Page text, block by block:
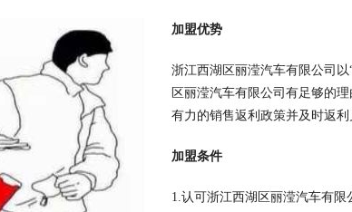
加盟优势
浙江西湖区丽滢汽车有限公司
区丽滢汽车有限公司有足够的
有力的销售返利政策并及时返
加盟条件
1.认可浙江西湖区丽滢汽车有限